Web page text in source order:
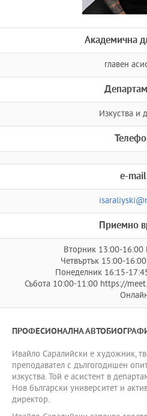
Академична
главен
Изкуства и
e-
Приемно
Вторник 13:00-
Четвъртък 15:00-
Понеделник 16:15-
Събота 10:00-11:00 https://
ПРОФЕСИОНАЛНА
Ивайло Саралийски е художник,
преподавател с дългогодишен
изкуства. Той е асистент в
Нов български университет и
директор.